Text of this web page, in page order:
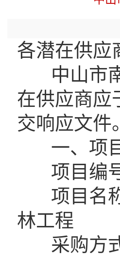
各潜在供应
中山市南
在供应商应
交响应文件。
一、项
项目编号
项目名称
林工程
采购方式